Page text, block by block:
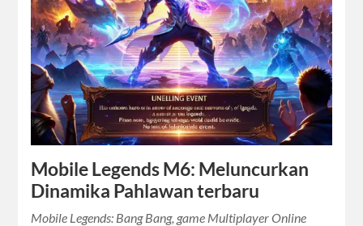
Mobile Legends M6: Meluncurkan
Dinamika Pahlawan terbaru
Mobile Legends: Bang Bang, game Multiplayer Online